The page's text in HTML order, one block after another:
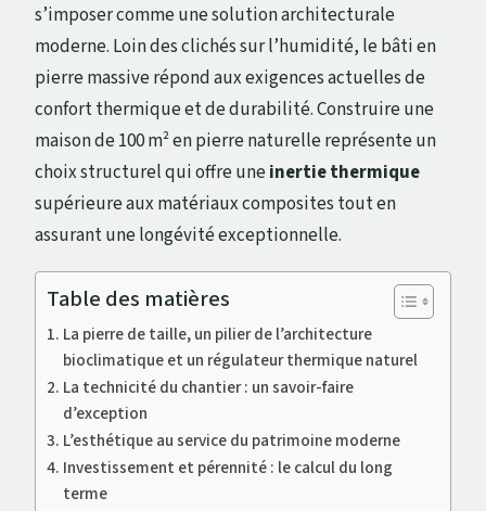
s’imposer comme une solution architecturale
moderne. Loin des clichés sur l’humidité, le bâti en
pierre massive répond aux exigences actuelles de
confort thermique et de durabilité. Construire une
maison de 100 m² en pierre naturelle représente un
choix structurel qui offre uneinertie thermique
supérieure aux matériaux composites tout en
assurant une longévité exceptionnelle.
Table des matières
La pierre de taille, un pilier de l’architecture
bioclimatique et un régulateur thermique naturel
La technicité du chantier : un savoir-faire
d’exception
L’esthétique au service du patrimoine moderne
Investissement et pérennité : le calcul du long
terme